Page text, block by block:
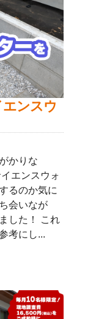
エンスウ
かりな
エンスウォ
るのか気に
会いなが
した！ これ
考にし...